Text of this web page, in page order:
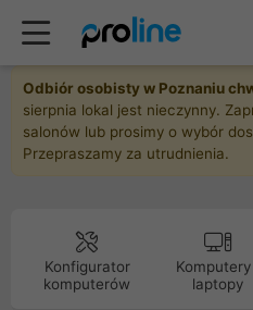
Odbiór osobisty w Poznaniu
sierpnia lokal jest nieczynny.
salonów lub prosimy o wybór
Przepraszamy za utrudnienia.
Konfigurator
komputerów
Komputery
laptopy